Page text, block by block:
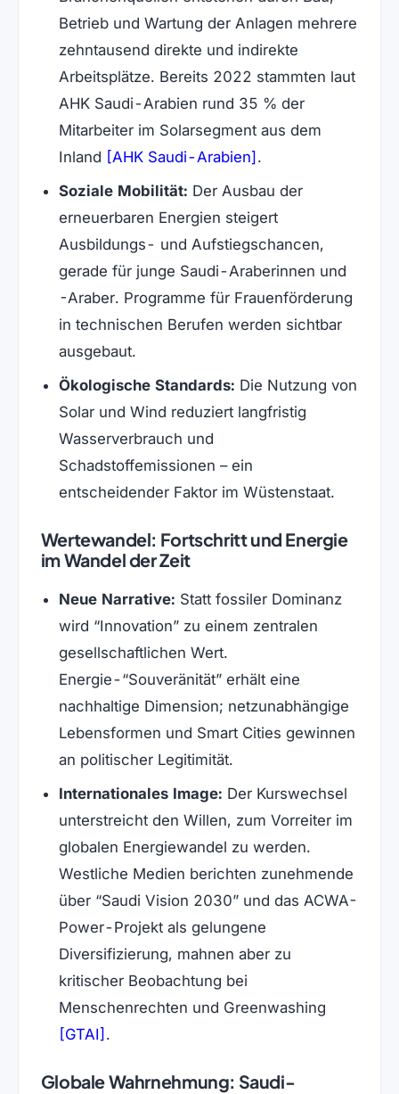
Betrieb und Wartung der Anlagen mehrere
zehntausend direkte und indirekte
Arbeitsplätze. Bereits 2022 stammten laut
AHK Saudi-Arabien rund 35 % der
Mitarbeiter im Solarsegment aus dem
Inland [AHK Saudi-Arabien] (öffnet in neuem
.
Soziale Mobilität: Der Ausbau der
erneuerbaren Energien steigert
Ausbildungs- und Aufstiegschancen,
gerade für junge Saudi-Araberinnen und
-Araber. Programme für Frauenförderung
in technischen Berufen werden sichtbar
ausgebaut.
Ökologische Standards: Die Nutzung von
Solar und Wind reduziert langfristig
Wasserverbrauch und
Schadstoffemissionen – ein
entscheidender Faktor im Wüstenstaat.
Wertewandel: Fortschritt und Energie
im Wandel der Zeit
Neue Narrative: Statt fossiler Dominanz
wird “Innovation” zu einem zentralen
gesellschaftlichen Wert.
Energie-“Souveränität” erhält eine
nachhaltige Dimension; netzunabhängige
Lebensformen und Smart Cities gewinnen
an politischer Legitimität.
Internationales Image: Der Kurswechsel
unterstreicht den Willen, zum Vorreiter im
globalen Energiewandel zu werden.
Westliche Medien berichten zunehmende
über “Saudi Vision 2030” und das ACWA-
Power-Projekt als gelungene
Diversifizierung, mahnen aber zu
kritischer Beobachtung bei
Menschenrechten und Greenwashing
[GTAI] (öffnet in neuem Tab)
.
Globale Wahrnehmung: Saudi-